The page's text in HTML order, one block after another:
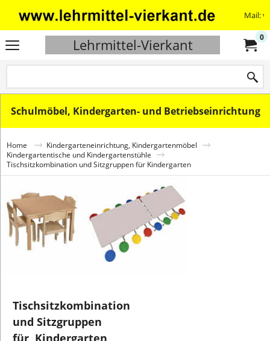
Mail:
Lehrmittel-Vierkant 0
Schulmöbel, Kindergarten- und Betriebseinrichtung
Home
Kindergarteneinrichtung, Kindergartenmöbel
Kindergartentische und Kindergartenstühle
Tischsitzkombination und Sitzgruppen für Kindergarten
Tischsitzkombination
und Sitzgruppen
für Kindergarten